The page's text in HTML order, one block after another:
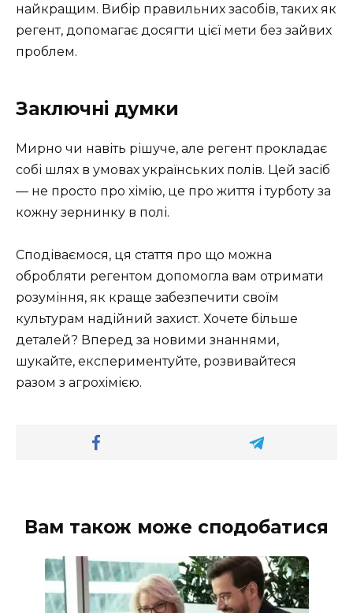
найкращим. Вибір правильних засобів, таких як
регент, допомагає досягти цієї мети без зайвих
проблем.
Заключні думки
Мирно чи навіть рішуче, але регент прокладає
собі шлях в умовах українських полів. Цей засіб
— не просто про хімію, це про життя і турботу за
кожну зернинку в полі.
Сподіваємося, ця стаття про що можна
обробляти регентом допомогла вам отримати
розуміння, як краще забезпечити своїм
культурам надійний захист. Хочете більше
деталей? Вперед за новими знаннями,
шукайте, експериментуйте, розвивайтеся
разом з агрохімією.
Вам також може сподобатися